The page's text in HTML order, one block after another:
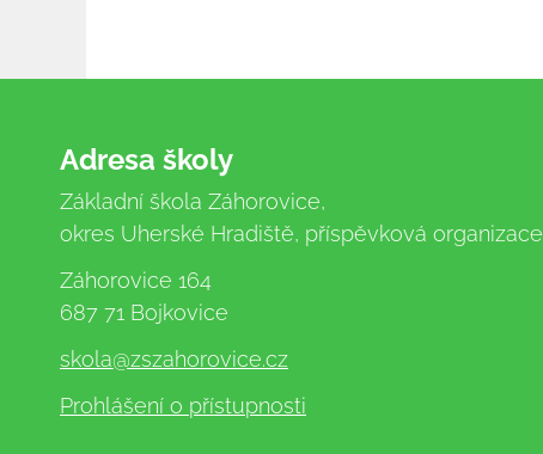
Adresa školy
Základní škola Záhorovice,
okres Uherské Hradiště, příspěvková organizace
Záhorovice 164
687 71 Bojkovice
skola@zszahorovice.cz
Prohlášení o přístupnosti